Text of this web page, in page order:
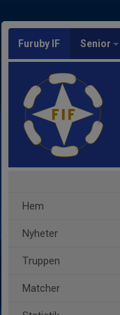
Furuby IF Senior
Hem
Nyheter
Truppen
Matcher